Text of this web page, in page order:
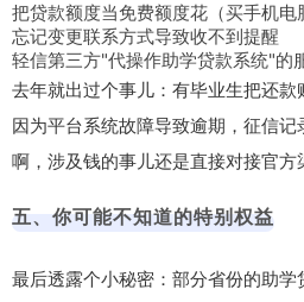
把贷款额度当免费额度花（买手机电
忘记变更联系方式导致收不到提醒
轻信第三方"代操作助学贷款系统"的
去年就出过个事儿：有毕业生把还
因为平台系统故障导致逾期，征信
啊，涉及钱的事儿还是直接对接官方
五、你可能不知道的特别权益
最后透露个小秘密：部分省份的助